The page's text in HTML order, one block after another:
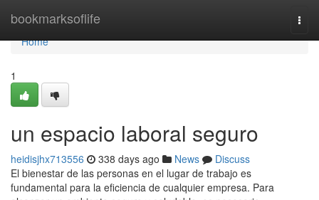
bookmarksoflife
Home
Home
1
un espacio laboral seguro
heidisjhx713556 338 days ago News
Discuss
El bienestar de las personas en el lugar de trabajo es
fundamental para la eficiencia de cualquier empresa. Para